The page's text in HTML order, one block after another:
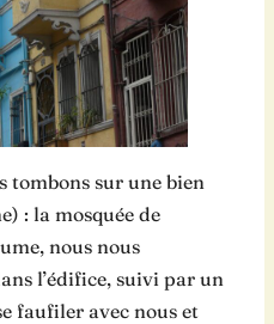
tombons sur une bien
: la mosquée de
nous nous
l’édifice, suivi par un
faufiler avec nous et